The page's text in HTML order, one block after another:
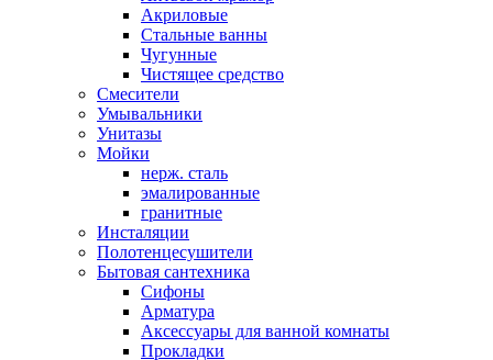
Акриловые
Стальные ванны
Чугунные
Чистящее средство
Смесители
Умывальники
Унитазы
Мойки
нерж. сталь
эмалированные
гранитные
Инсталяции
Полотенцесушители
Бытовая сантехника
Сифоны
Арматура
Аксессуары для ванной комнаты
Прокладки